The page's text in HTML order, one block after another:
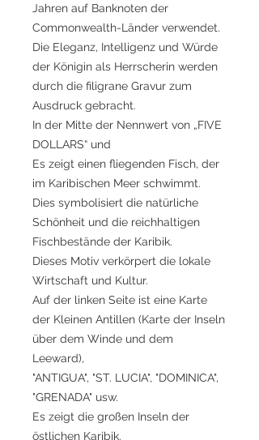
Jahren auf Banknoten der
Commonwealth-Länder verwendet.
Die Eleganz, Intelligenz und Würde
der Königin als Herrscherin werden
durch die filigrane Gravur zum
Ausdruck gebracht.
In der Mitte der Nennwert von „FIVE
DOLLARS“ und
Es zeigt einen fliegenden Fisch, der
im Karibischen Meer schwimmt.
Dies symbolisiert die natürliche
Schönheit und die reichhaltigen
Fischbestände der Karibik.
Dieses Motiv verkörpert die lokale
Wirtschaft und Kultur.
Auf der linken Seite ist eine Karte
der Kleinen Antillen (Karte der Inseln
über dem Winde und dem
Leeward),
"ANTIGUA", "ST. LUCIA", "DOMINICA",
"GRENADA" usw.
Es zeigt die großen Inseln der
östlichen Karibik.